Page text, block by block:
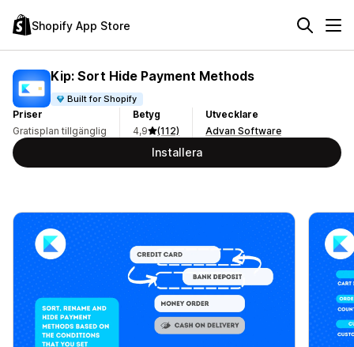
Shopify App Store
Kip: Sort Hide Payment Methods
Built for Shopify
Priser
Gratisplan tillgänglig
Betyg
4,9
(112)
Utvecklare
Advan Software
Installera